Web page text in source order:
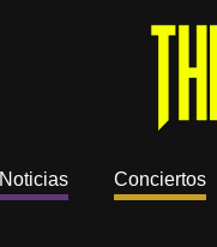
Noticias Conciertos